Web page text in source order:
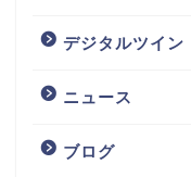
デジタルツイン
ニュース
ブログ